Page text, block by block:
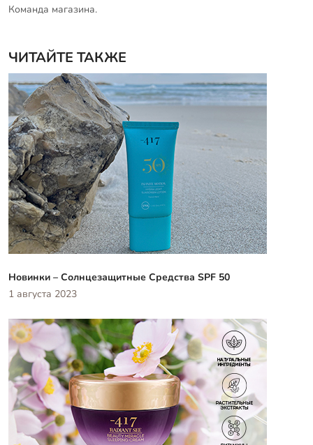
Команда магазина.
ЧИТАЙТЕ ТАКЖЕ
Новинки – Солнцезащитные Средства SPF 50
1 августа 2023